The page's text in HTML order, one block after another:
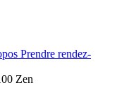
Prendre rendez-
Zen